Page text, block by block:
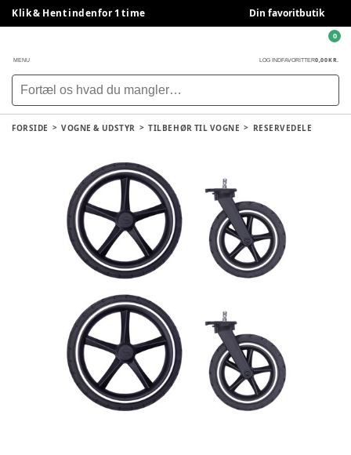
Klik & Hent indenfor 1 time Din favoritbutik
MENU LOG INDFAVORITTER0,00 KR.
0
FORSIDE VOGNE & UDSTYR TILBEHØR TIL VOGNE RESERVEDELE